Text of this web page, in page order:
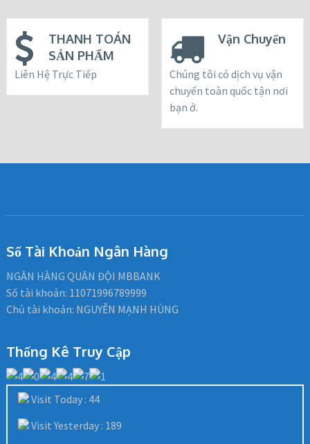
THANH TOÁN
SẢN PHẨM
Liên Hệ Trực Tiếp
Vận Chuyển
Chúng tôi có dịch vụ vận
chuyển toàn quốc tận nơi
bạn ở.
Số Tài Khoản Ngân Hàng
NGÂN HÀNG QUÂN ĐỘI MBBANK
Số tài khoản: 11071996789999
Chủ tài khoản: NGUYỄN MẠNH HÙNG
Thống Kê Truy Cập
Visit Today : 44
Visit Yesterday : 189